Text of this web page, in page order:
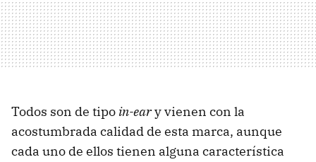
Todos son de tipo in-eary vienen con la
acostumbrada calidad de esta marca, aunque
cada uno de ellos tienen alguna característica